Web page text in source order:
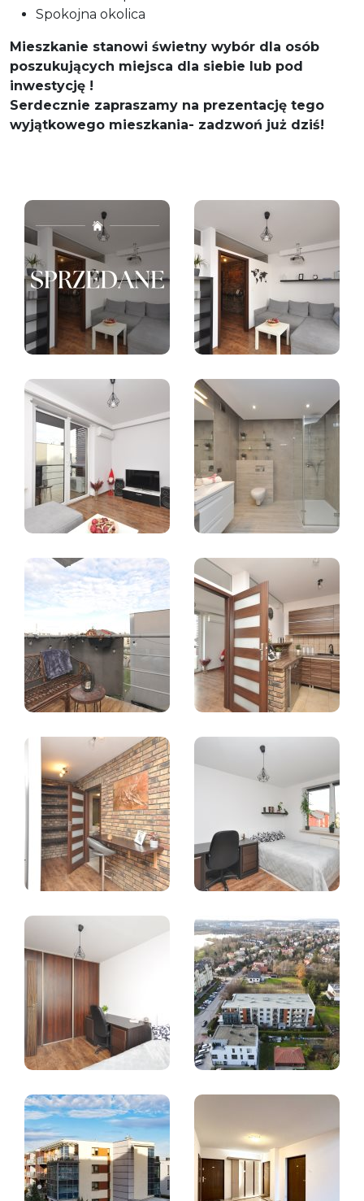
Spokojna okolica
Mieszkanie stanowi świetny wybór dla osób
poszukujących miejsca dla siebie lub pod
inwestycję !
Serdecznie zapraszamy na prezentację tego
wyjątkowego mieszkania- zadzwoń już dziś!